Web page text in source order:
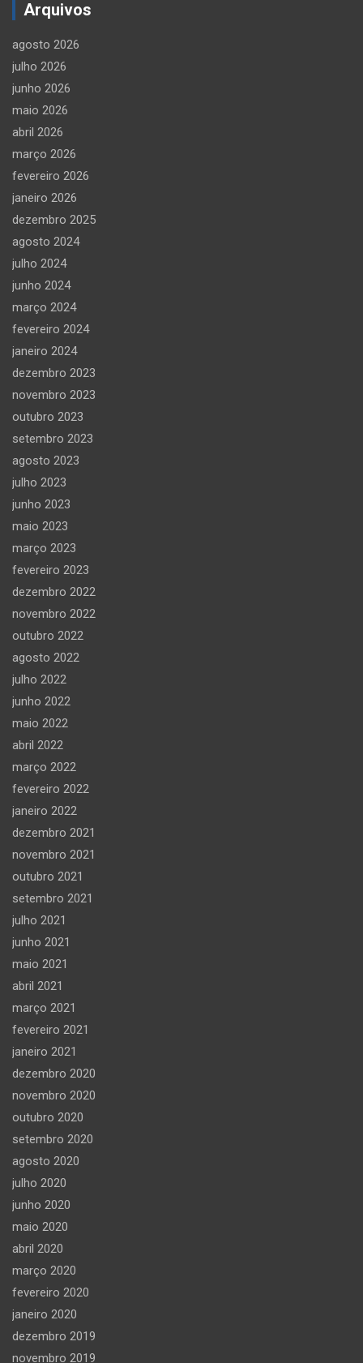
Arquivos
agosto 2026
julho 2026
junho 2026
maio 2026
abril 2026
março 2026
fevereiro 2026
janeiro 2026
dezembro 2025
agosto 2024
julho 2024
junho 2024
março 2024
fevereiro 2024
janeiro 2024
dezembro 2023
novembro 2023
outubro 2023
setembro 2023
agosto 2023
julho 2023
junho 2023
maio 2023
março 2023
fevereiro 2023
dezembro 2022
novembro 2022
outubro 2022
agosto 2022
julho 2022
junho 2022
maio 2022
abril 2022
março 2022
fevereiro 2022
janeiro 2022
dezembro 2021
novembro 2021
outubro 2021
setembro 2021
julho 2021
junho 2021
maio 2021
abril 2021
março 2021
fevereiro 2021
janeiro 2021
dezembro 2020
novembro 2020
outubro 2020
setembro 2020
agosto 2020
julho 2020
junho 2020
maio 2020
abril 2020
março 2020
fevereiro 2020
janeiro 2020
dezembro 2019
novembro 2019